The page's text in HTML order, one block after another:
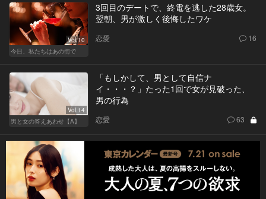
Vol.10
今日、私たちはあの街で
3回目のデートで、終電を逃した28歳女。
翌朝、男が激しく後悔したワケ
恋愛 16
Vol.14
男と女の答えあわせ【A】
「もしかして、男として自信ナ
イ・・・？」たった1回で女が見破った、
男の行為
恋愛 63